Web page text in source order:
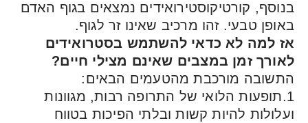
קורטיקוסטירואידים נמצאים בגוף האדם
טבעי. זהו מרכיב שאינו זר לגוף.
לא כדאי להשתמש בסטרואידים
זמן במצבים שאינם מצילי חיים?
מורכבת מהטעמים הבאים:
הלואי של התרופה רבות, מגוונות
להיות קשות ובלתי הפיכות בטווח